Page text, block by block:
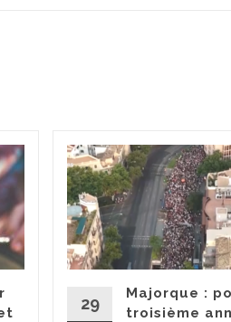
29
Majorque :
troisième